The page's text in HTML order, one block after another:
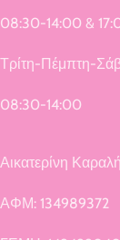
08:30-14:00 &
Τρίτη-Πέμπτη-
08:30-14:00
Αικατερίνη Καραλή
ΑΦΜ: 134989372